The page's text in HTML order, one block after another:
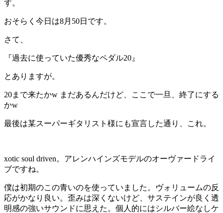
す。
おそらく今日は8月50日です。
さて、
『過去に使っていた優秀なペダル20』
とありますが。
20まで来たかw まだあるんだけど、ここで一旦、終了にする
かw
最後は某スーパーギタリスト様にも宣言した通り、これ。
xotic soul driven。アレンハインズモデルのオーヴァードライ
ブですね。
僕は初期のこの青いのを使っていました。ヴォリュームの反
応がかなり良い。歪みは深くないけど、サステインが良く透
明感の強いサウンドに思えた。個人的にはシルバー絵なしケ